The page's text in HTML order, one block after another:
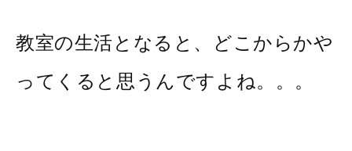
教室の生活となると、どこからかや
ってくると思うんですよね。。。